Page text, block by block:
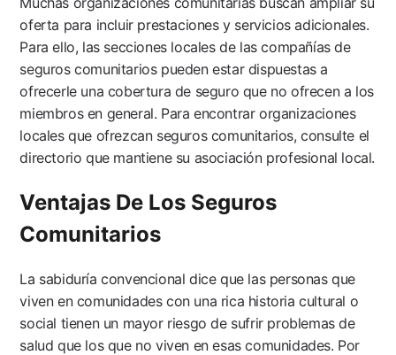
oferta para incluir prestaciones y servicios adicionales.
Para ello, las secciones locales de las compañías de
seguros comunitarios pueden estar dispuestas a
ofrecerle una cobertura de seguro que no ofrecen a los
miembros en general. Para encontrar organizaciones
locales que ofrezcan seguros comunitarios, consulte el
directorio que mantiene su asociación profesional local.
Ventajas De Los Seguros
Comunitarios
La sabiduría convencional dice que las personas que
viven en comunidades con una rica historia cultural o
social tienen un mayor riesgo de sufrir problemas de
salud que los que no viven en esas comunidades. Por